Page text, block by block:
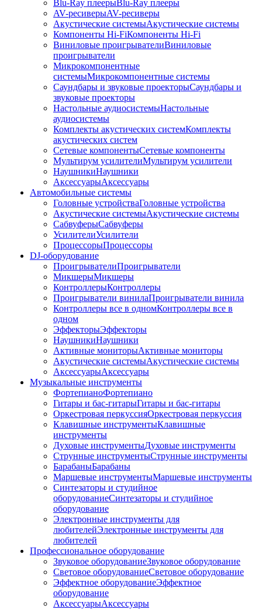
Blu-Ray плеерыBlu-Ray плееры
AV-ресиверыAV-ресиверы
Акустические системыАкустические системы
Компоненты Hi-FiКомпоненты Hi-Fi
Виниловые проигрывателиВиниловые
проигрыватели
Микрокомпонентные
системыМикрокомпонентные системы
Саундбары и звуковые проекторыСаундбары и
звуковые проекторы
Настольные аудиосистемыНастольные
аудиосистемы
Комплекты акустических системКомплекты
акустических систем
Сетевые компонентыСетевые компоненты
Мультирум усилителиМультирум усилители
НаушникиНаушники
АксессуарыАксессуары
Автомобильные системы
Головные устройстваГоловные устройства
Акустические системыАкустические системы
СабвуферыСабвуферы
УсилителиУсилители
ПроцессорыПроцессоры
DJ-оборудование
ПроигрывателиПроигрыватели
МикшерыМикшеры
КонтроллерыКонтроллеры
Проигрыватели винилаПроигрыватели винила
Контроллеры все в одномКонтроллеры все в
одном
ЭффекторыЭффекторы
НаушникиНаушники
Активные мониторыАктивные мониторы
Акустические системыАкустические системы
АксессуарыАксессуары
Музыкальные инструменты
ФортепианоФортепиано
Гитары и бас-гитарыГитары и бас-гитары
Оркестровая перкуссияОркестровая перкуссия
Клавишные инструментыКлавишные
инструменты
Духовые инструментыДуховые инструменты
Струнные инструментыСтрунные инструменты
БарабаныБарабаны
Маршевые инструментыМаршевые инструменты
Синтезаторы и студийное
оборудованиеСинтезаторы и студийное
оборудование
Электронные инструменты для
любителейЭлектронные инструменты для
любителей
Профессиональное оборудование
Звуковое оборудованиеЗвуковое оборудование
Световое оборудованиеСветовое оборудование
Эффектное оборудованиеЭффектное
оборудование
АксессуарыАксессуары